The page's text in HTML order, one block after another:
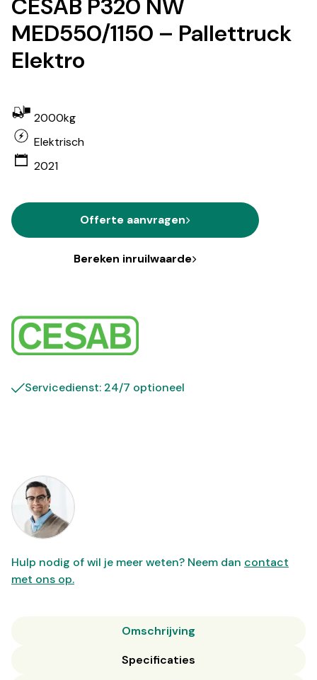
CESAB P320 NW
MED550/1150 – Pallettruck
Elektro
2000kg
Elektrisch
2021
Offerte aanvragen
Bereken inruilwaarde
Servicedienst: 24/7 optioneel
Hulp nodig of wil je meer weten? Neem dan contact
met ons op.
Omschrijving
Specificaties